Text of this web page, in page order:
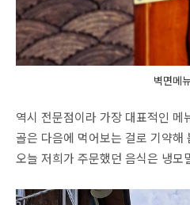
벽면메
역시 전문점이라 가장 대표적인 메
골은 다음에 먹어보는 걸로 기약해
오늘 저희가 주문했던 음식은 냉모